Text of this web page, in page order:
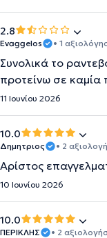
2.8
Evaggelos • 1
Συνολικά το
προτείνω σε καμία
11 Ιουνίου 2026
10.0
Δημητριος • 2
Αρίστος
10 Ιουνίου 2026
10.0
ΠΕΡΙΚΛΗΣ • 2